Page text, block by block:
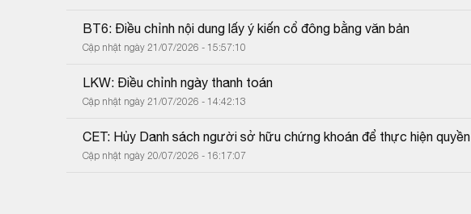
BT6: Điều chỉnh nội dung lấy ý kiến cổ đông bằng văn bản
Cập nhật ngày 21/07/2026 - 15:57:10
LKW: Điều chỉnh ngày thanh toán
Cập nhật ngày 21/07/2026 - 14:42:13
CET: Hủy Danh sách người sở hữu chứng khoán để thực hiện quyền
Cập nhật ngày 20/07/2026 - 16:17:07